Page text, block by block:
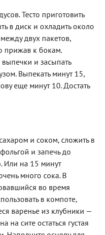
Тесто приготовить
в диск и охладить около
между двух пакетов,
прижав к бокам.
и засыпать
Выпекать минут 15,
еще минут 10. Достать
и соком, сложить в
и запечь до
Или на 15 минут
много сока. В
во время
в компоте,
варенье из клубники —
на сите остаться густая